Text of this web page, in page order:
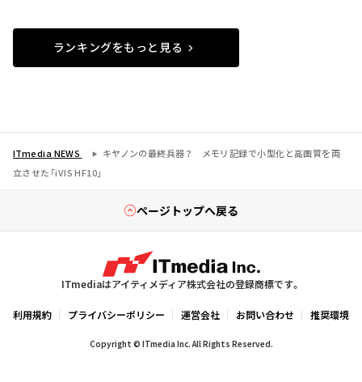
ランキングをもっと見る
ITmedia NEWS
キヤノンの最終兵器？ メモリ記録で小型化と高画質を両
立させた「iVIS HF10」
ページトップへ戻る
ITmediaはアイティメディア株式会社の登録商標です。
利用規約 プライバシーポリシー 運営会社 お問い合わせ 推奨環境
Copyright © ITmedia Inc. All Rights Reserved.